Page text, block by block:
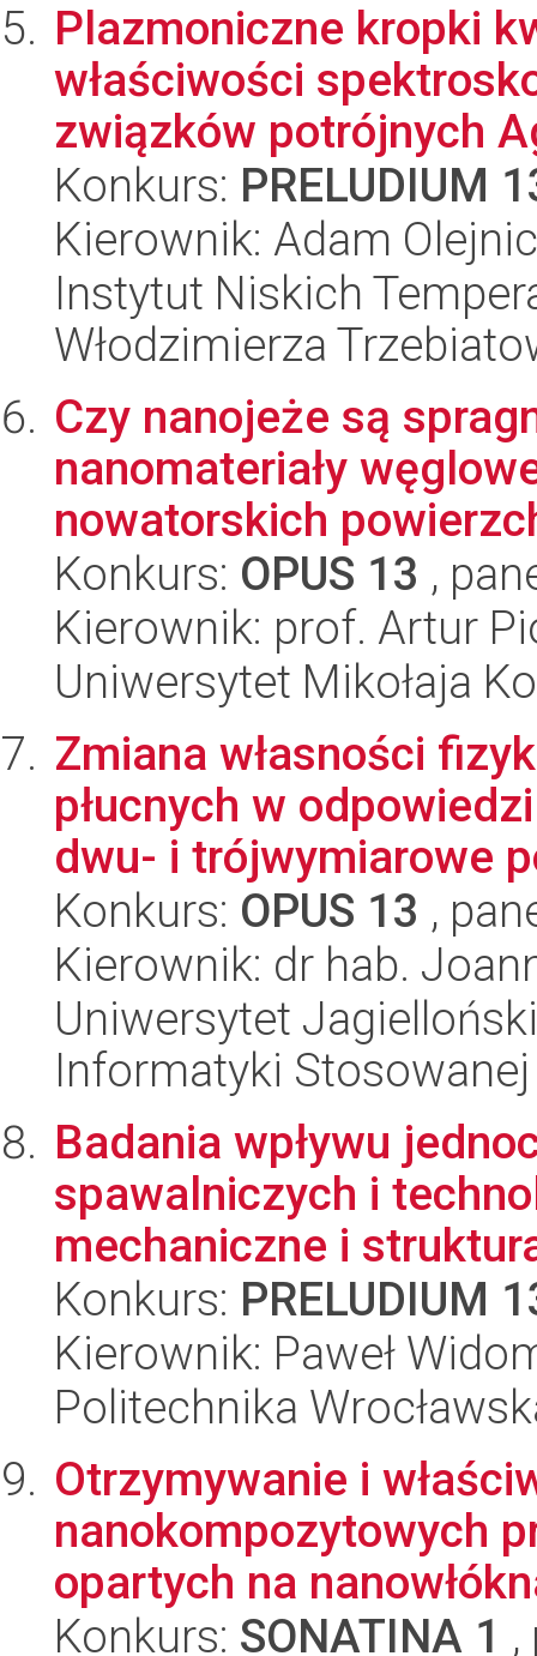
Plazmoniczne kropki
właściwości
związków potrójnych
Konkurs: PRELUDIUM
Kierownik: Adam
Instytut Niskich
Włodzimierza
Czy nanojeże są
nanomateriały
nowatorskich
Konkurs: OPUS 13 ,
Kierownik: prof. Artur
Uniwersytet Mikołaja
Zmiana własności
płucnych w
dwu- i trójwymiarowe
Konkurs: OPUS 13 ,
Kierownik: dr hab.
Uniwersytet
Informatyki Stosowanej
Badania wpływu
spawalniczych i
mechaniczne i
Konkurs: PRELUDIUM
Kierownik: Paweł
Politechnika
Otrzymywanie i
nanokompozytowych
opartych na
Konkurs: SONATINA 1